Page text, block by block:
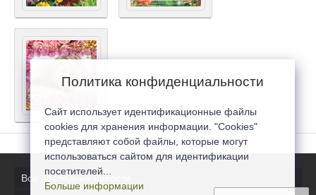
Все последние новости
Политика конфиденциальности
Сайт использует идентификационные файлы
cookies для хранения информации. "Cookies"
представляют собой файлы, которые могут
использоваться сайтом для идентификации
посетителей...
Больше информации